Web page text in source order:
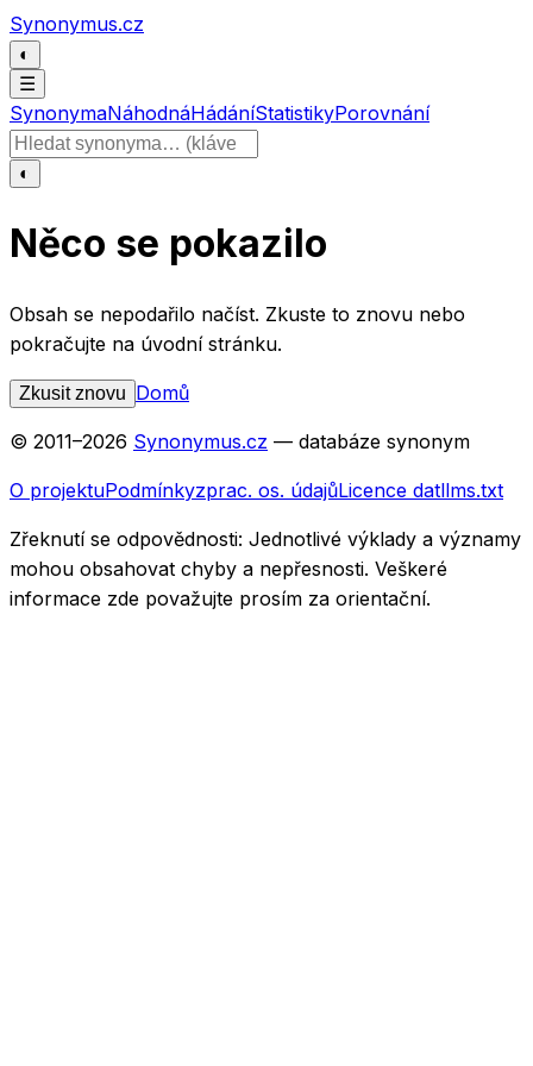
Přeskočit na obsah
Synonymus.cz
◐
☰
SynonymaNáhodnáHádáníStatistikyPorovnání
Hledat slovo
◐
Něco se pokazilo
Obsah se nepodařilo načíst. Zkuste to znovu nebo
pokračujte na úvodní stránku.
Zkusit znovu Domů
© 2011–2026 Synonymus.cz — databáze synonym
O projektuPodmínkyzprac. os. údajůLicence datllms.txt
Zřeknutí se odpovědnosti: Jednotlivé výklady a významy
mohou obsahovat chyby a nepřesnosti. Veškeré
informace zde považujte prosím za orientační.